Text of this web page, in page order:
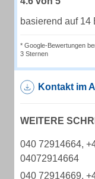
basierend auf 14
* Google-Bewertungen
3 Sternen
Kontakt im
WEITERE
040 72914664,
04072914664
040 72914669,